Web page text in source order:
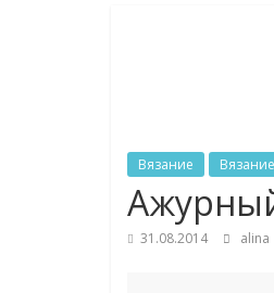
Вязание
31.08.2014 alina